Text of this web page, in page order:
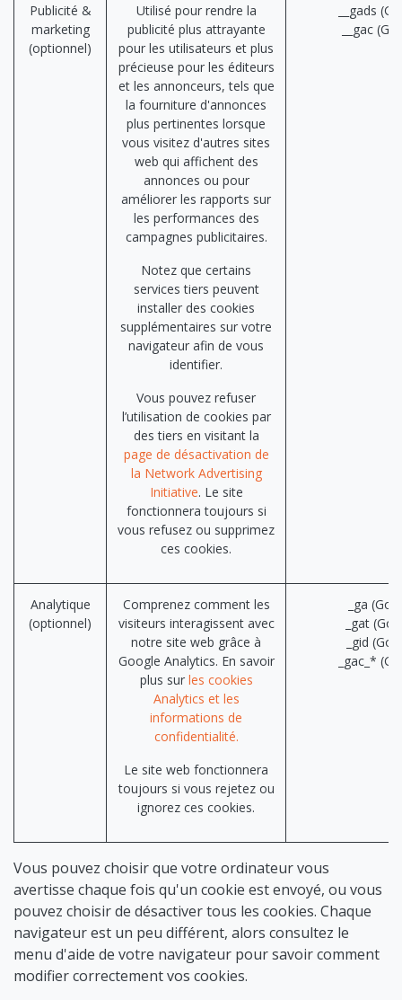
Publicité &
marketing
(optionnel)
Utilisé pour rendre la
publicité plus attrayante
pour les utilisateurs et plus
précieuse pour les éditeurs
et les annonceurs, tels que
la fourniture d'annonces
plus pertinentes lorsque
vous visitez d'autres sites
web qui affichent des
annonces ou pour
améliorer les rapports sur
les performances des
campagnes publicitaires.
Notez que certains
services tiers peuvent
installer des cookies
supplémentaires sur votre
navigateur afin de vous
identifier.
Vous pouvez refuser
l’utilisation de cookies par
des tiers en visitant la
page de désactivation de
la Network Advertising
Initiative. Le site
fonctionnera toujours si
vous refusez ou supprimez
ces cookies.
__gads
__gac
Analytique
(optionnel)
Comprenez comment les
visiteurs interagissent avec
notre site web grâce à
Google Analytics. En savoir
plus sur les cookies
Analytics et les
informations de
confidentialité.
Le site web fonctionnera
toujours si vous rejetez ou
ignorez ces cookies.
_ga
_gat
_gid
_gac_*
Vous pouvez choisir que votre ordinateur vous
avertisse chaque fois qu'un cookie est envoyé, ou vous
pouvez choisir de désactiver tous les cookies. Chaque
navigateur est un peu différent, alors consultez le
menu d'aide de votre navigateur pour savoir comment
modifier correctement vos cookies.